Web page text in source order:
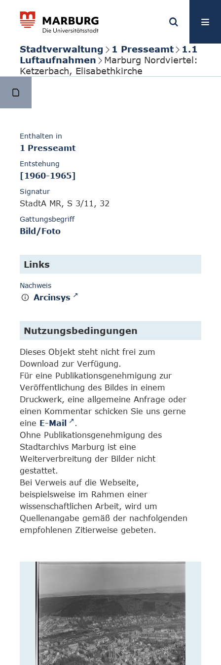
Stadtverwaltung 1 Presseamt
1.1
Luftaufnahmen
Marburg Nordviertel:
Ketzerbach, Elisabethkirche
Enthalten in
1 Presseamt
Entstehung
[1960-1965]
Signatur
StadtA MR, S 3/11, 32
Gattungsbegriff
Bild/Foto
Links
Nachweis
Arcinsys
Nutzungsbedingungen
Dieses Objekt steht nicht frei zum
Download zur Verfügung.
Für eine Publikationsgenehmigung zur
Veröffentlichung des Bildes in einem
Druckwerk, eine allgemeine Anfrage oder
einen Kommentar schicken Sie uns gerne
eine E-Mail
.
Ohne Publikationsgenehmigung des
Stadtarchivs Marburg ist eine
Weiterverbreitung der Bilder nicht
gestattet.
Bei Verweis auf die Webseite,
beispielsweise im Rahmen einer
wissenschaftlichen Arbeit, wird um
Quellenangabe gemäß der nachfolgenden
empfohlenen Zitierweise gebeten.